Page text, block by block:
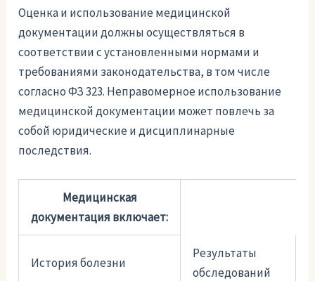
Оценка и использование медицинской
документации должны осуществляться в
соответствии с установленными нормами и
требованиями законодательства, в том числе
согласно ФЗ 323. Неправомерное использование
медицинской документации может повлечь за
собой юридические и дисциплинарные
последствия.
Медицинская
документация включает:
История болезни
Результаты
обследований